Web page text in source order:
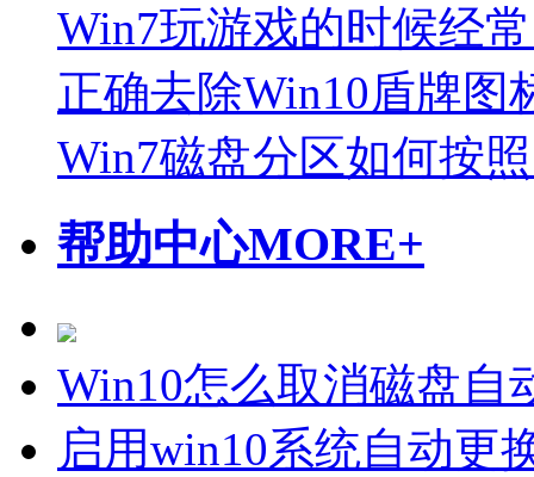
Win7玩游戏的时候经
正确去除Win10盾牌图
Win7磁盘分区如何按
帮助中心MORE+
Win10怎么取消磁盘自
启用win10系统自动更